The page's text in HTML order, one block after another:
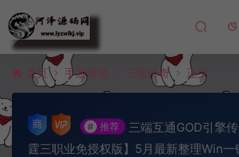
首页 手游资源 三端传奇 正文
# 推荐
三端互通GOD引擎
霆三职业免授权版】5月最新整理Win